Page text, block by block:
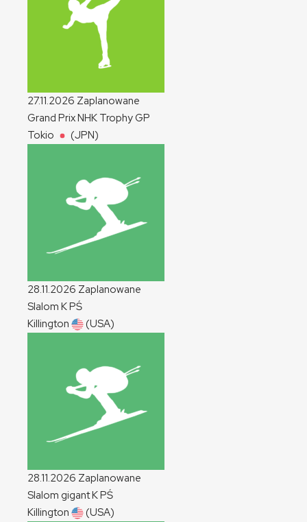
27.11.2026 Zaplanowane
Grand Prix NHK TrophyGP
Tokio
(JPN)
28.11.2026 Zaplanowane
Slalom KPŚ
Killington
(USA)
28.11.2026 Zaplanowane
Slalom gigantKPŚ
Killington
(USA)